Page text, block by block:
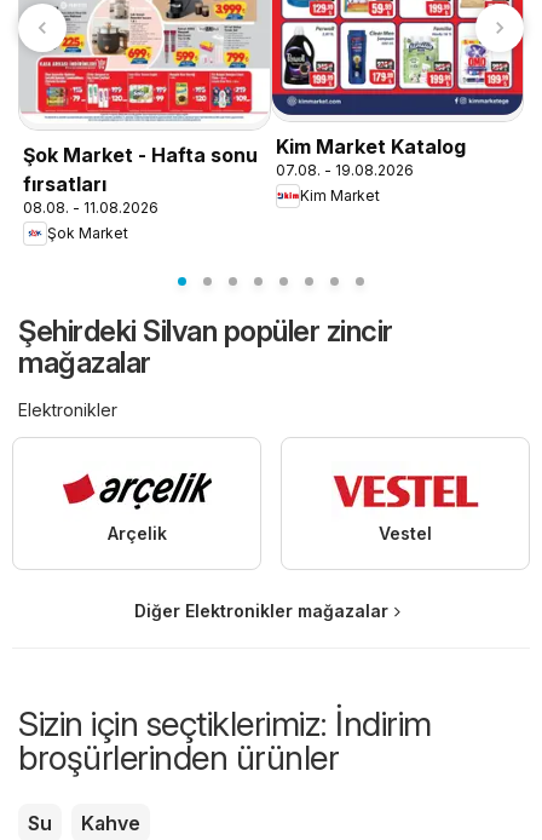
Şok Market - Hafta sonu
fırsatları
08.08. - 11.08.2026
Şok Market
Kim Market Katalog
07.08. - 19.08.2026
Kim Market
Şehirdeki Silvan popüler zincir
mağazalar
Elektronikler
Arçelik Vestel
Diğer Elektronikler mağazalar
Sizin için seçtiklerimiz: İndirim
broşürlerinden ürünler
Su Kahve